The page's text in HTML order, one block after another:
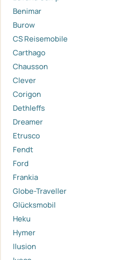
Benimar
Burow
CS Reisemobile
Carthago
Chausson
Clever
Corigon
Dethleffs
Dreamer
Etrusco
Fendt
Ford
Frankia
Globe-Traveller
Glücksmobil
Heku
Hymer
Ilusion